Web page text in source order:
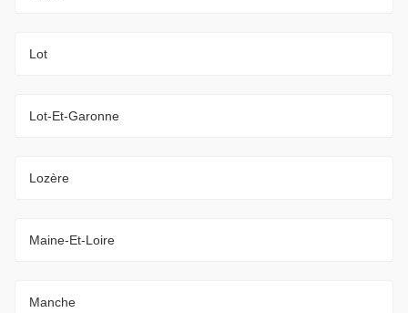
Lot
Lot-Et-Garonne
Lozère
Maine-Et-Loire
Manche